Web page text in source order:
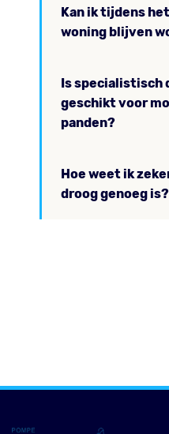
Kan ik tijdens
woning blijven
Is specialistisch
geschikt voor
panden?
Hoe weet ik
droog genoeg is?